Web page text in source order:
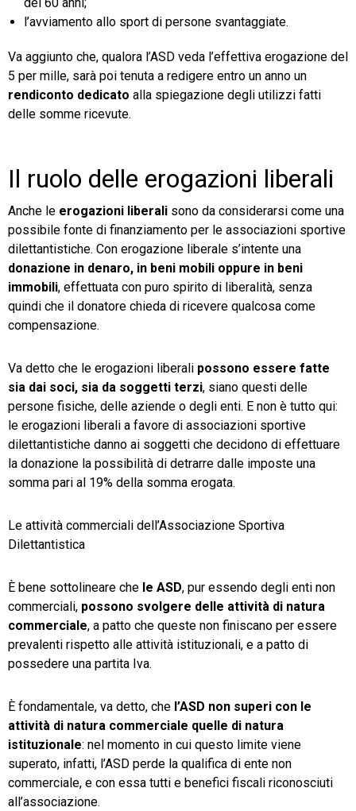
dei 60 anni;
l’avviamento allo sport di persone svantaggiate.
Va aggiunto che, qualora l’ASD veda l’effettiva erogazione del
5 per mille, sarà poi tenuta a redigere entro un anno un
rendiconto dedicato alla spiegazione degli utilizzi fatti
delle somme ricevute.
Il ruolo delle erogazioni liberali
Anche le erogazioni liberali sono da considerarsi come una
possibile fonte di finanziamento per le associazioni sportive
dilettantistiche. Con erogazione liberale s’intente una
donazione in denaro, in beni mobili oppure in beni
immobili, effettuata con puro spirito di liberalità, senza
quindi che il donatore chieda di ricevere qualcosa come
compensazione.
Va detto che le erogazioni liberali possono essere fatte
sia dai soci, sia da soggetti terzi, siano questi delle
persone fisiche, delle aziende o degli enti. E non è tutto qui:
le erogazioni liberali a favore di associazioni sportive
dilettantistiche danno ai soggetti che decidono di effettuare
la donazione la possibilità di detrarre dalle imposte una
somma pari al 19% della somma erogata.
Le attività commerciali dell’Associazione Sportiva
Dilettantistica
È bene sottolineare che le ASD, pur essendo degli enti non
commerciali, possono svolgere delle attività di natura
commerciale, a patto che queste non finiscano per essere
prevalenti rispetto alle attività istituzionali, e a patto di
possedere una partita Iva.
È fondamentale, va detto, che l’ASD non superi con le
attività di natura commerciale quelle di natura
istituzionale: nel momento in cui questo limite viene
superato, infatti, l’ASD perde la qualifica di ente non
commerciale, e con essa tutti e benefici fiscali riconosciuti
all’associazione.